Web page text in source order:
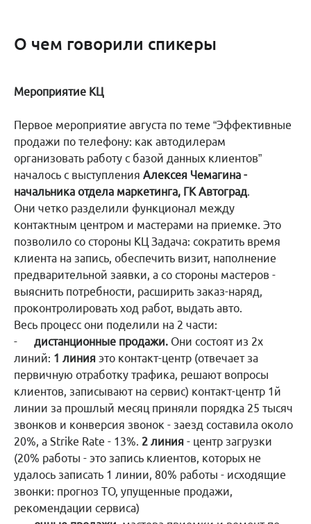
О чем говорили спикеры
Мероприятие КЦ
Первое мероприятие августа по теме “Эффективные
продажи по телефону: как автодилерам
организовать работу с базой данных клиентов”
началось с выступления Алексея Чемагина -
начальника отдела маркетинга, ГК Автоград.
Они четко разделили функционал между
контактным центром и мастерами на приемке. Это
позволило со стороны КЦ Задача: сократить время
клиента на запись, обеспечить визит, наполнение
предварительной заявки, а со стороны мастеров -
выяснить потребности, расширить заказ-наряд,
проконтролировать ход работ, выдать авто.
Весь процесс они поделили на 2 части:
- дистанционные продажи. Они состоят из 2х
линий: 1 линия это контакт-центр (отвечает за
первичную отработку трафика, решают вопросы
клиентов, записывают на сервис) контакт-центр 1й
линии за прошлый месяц приняли порядка 25 тысяч
звонков и конверсия звонок - заезд составила около
20%, а Strike Rate - 13%. 2 линия - центр загрузки
(20% работы - это запись клиентов, которых не
удалось записать 1 линии, 80% работы - исходящие
звонки: прогноз ТО, упущенные продажи,
рекомендации сервиса)